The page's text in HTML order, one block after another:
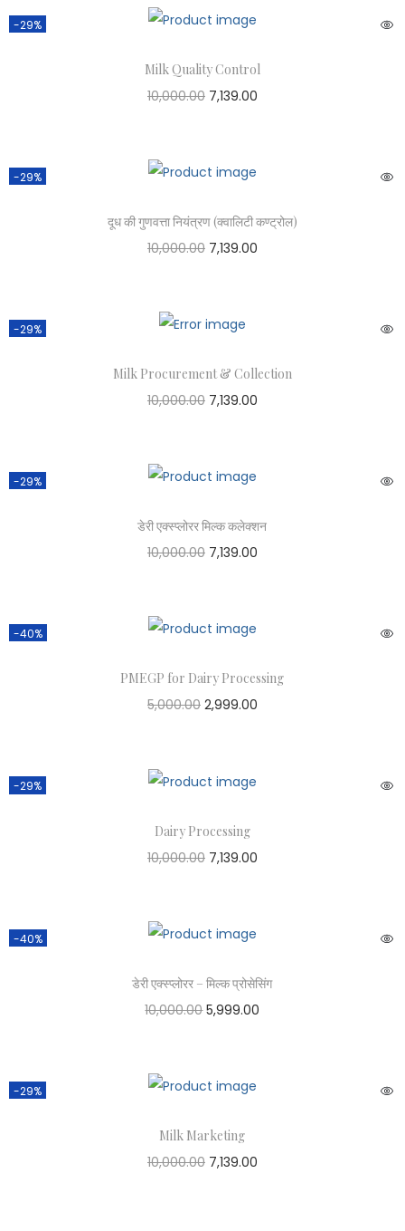
-29%
Milk Quality Control
10,000.00 7,139.00
-29%
दूध की गुणवत्ता नियंत्रण (क्वालिटी कण्ट्रोल)
10,000.00 7,139.00
-29%
Milk Procurement & Collection
10,000.00 7,139.00
-29%
डेरी एक्स्प्लोरर मिल्क कलेक्शन
10,000.00 7,139.00
-40%
PMEGP for Dairy Processing
5,000.00 2,999.00
-29%
Dairy Processing
10,000.00 7,139.00
-40%
डेरी एक्स्प्लोरर – मिल्क प्रोसेसिंग
10,000.00 5,999.00
-29%
Milk Marketing
10,000.00 7,139.00